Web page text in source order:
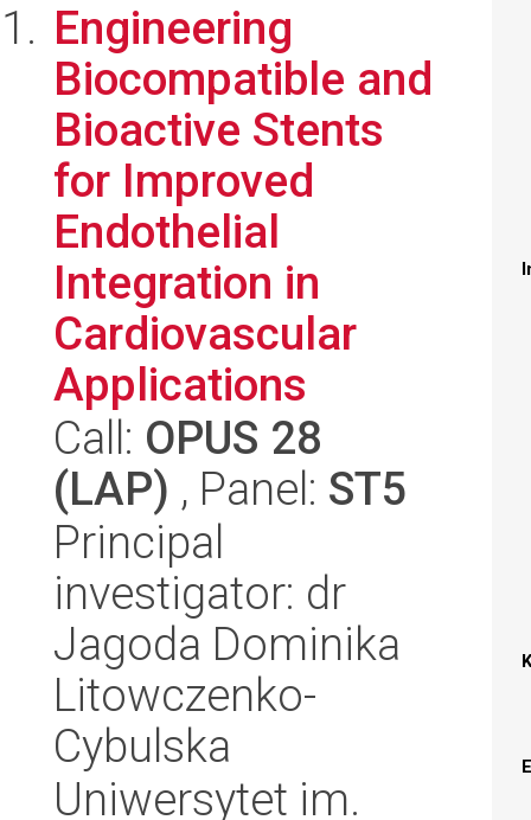
Engineering
Biocompatible and
Bioactive Stents
for Improved
Endothelial
Integration in
Cardiovascular
Applications
Call: OPUS 28
(LAP) , Panel: ST5
Principal
investigator: dr
Jagoda Dominika
Litowczenko-
Cybulska
Uniwersytet im.